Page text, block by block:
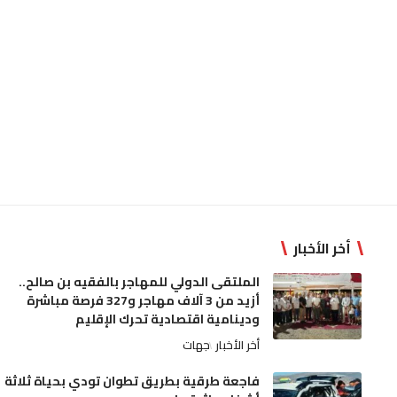
أخر الأخبار
الملتقى الدولي للمهاجر بالفقيه بن صالح..
أزيد من 3 آلاف مهاجر و327 فرصة مباشرة
ودينامية اقتصادية تحرك الإقليم
أخر الأخبار جهات
فاجعة طرقية بطريق تطوان تودي بحياة ثلاثة